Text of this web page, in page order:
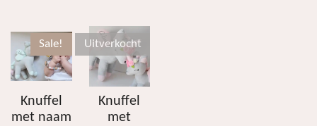
Sale!
Knuffel
met naam
Uitverkocht
Knuffel
met